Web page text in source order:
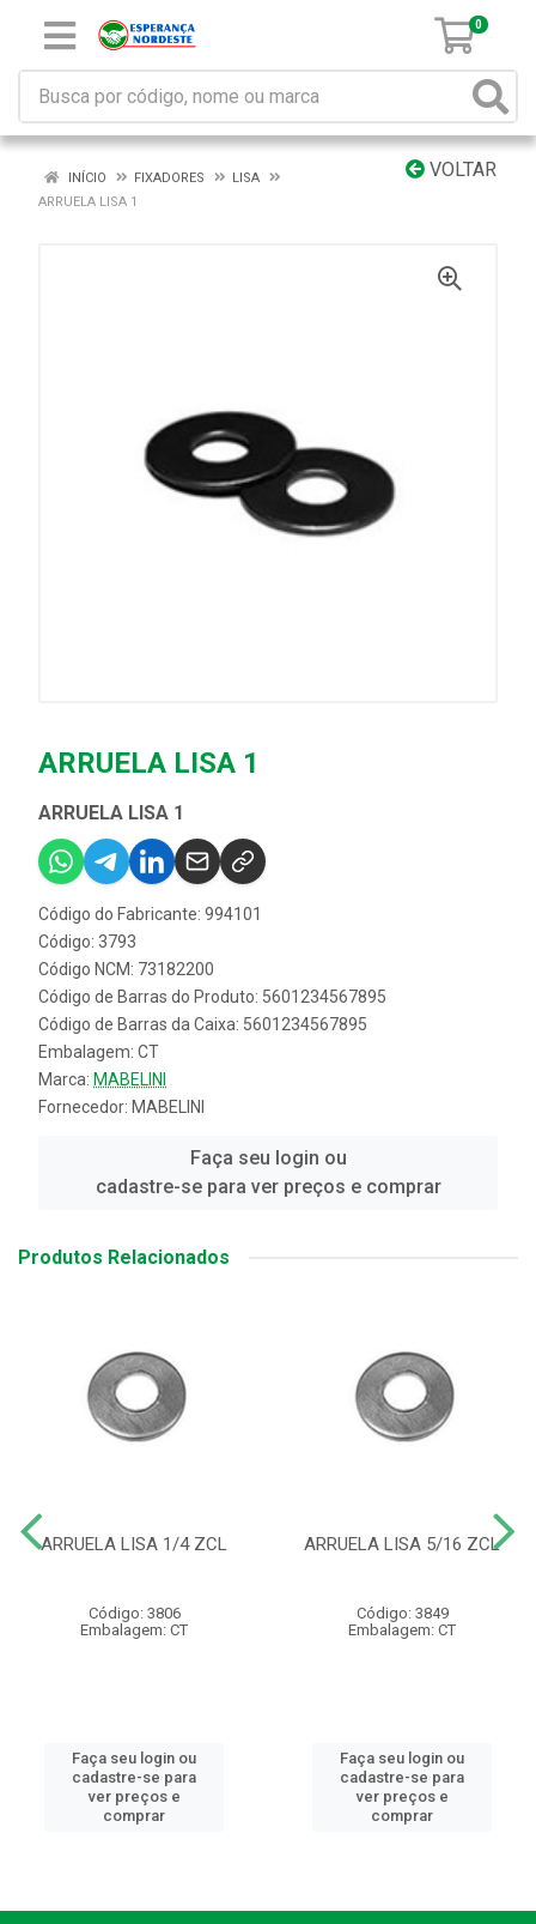
0
VOLTAR
INÍCIO FIXADORES
LISA
ARRUELA LISA 1
ARRUELA LISA 1
ARRUELA LISA 1
Código do Fabricante: 994101
Código: 3793
Código NCM: 73182200
Código de Barras do Produto: 5601234567895
Código de Barras da Caixa: 5601234567895
Embalagem: CT
Marca: MABELINI
Fornecedor: MABELINI
Faça seu login ou
cadastre-se para ver preços e comprar
Produtos Relacionados
ARRUELA LISA 1/4 ZCL
Código: 3806
Embalagem: CT
Faça seu login ou
cadastre-se para
ver preços e
comprar
ARRUELA LISA 5/16 ZCL
Código: 3849
Embalagem: CT
Faça seu login ou
cadastre-se para
ver preços e
comprar